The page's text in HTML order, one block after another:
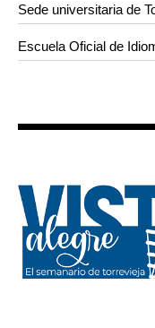
Sede universitaria de
Escuela Oficial de